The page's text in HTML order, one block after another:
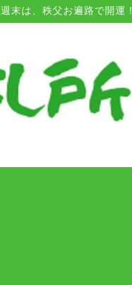
週末は、秩父お遍路で開運！